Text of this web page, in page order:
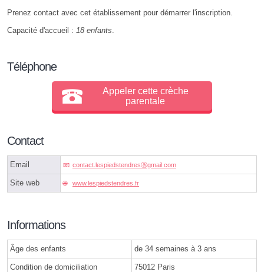
Prenez contact avec cet établissement pour démarrer l'inscription.
Capacité d'accueil : 18 enfants
Téléphone
Appeler cette crèche
parentale
Contact
Email contact.lespiedstendresⓐgmail.com
Site web www.lespiedstendres.fr
Informations
Âge des enfants de 34 semaines à 3 ans
Condition de domiciliation 75012 Paris